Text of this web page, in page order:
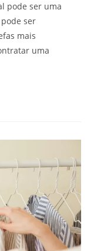
pode ser uma
ser
mais
uma